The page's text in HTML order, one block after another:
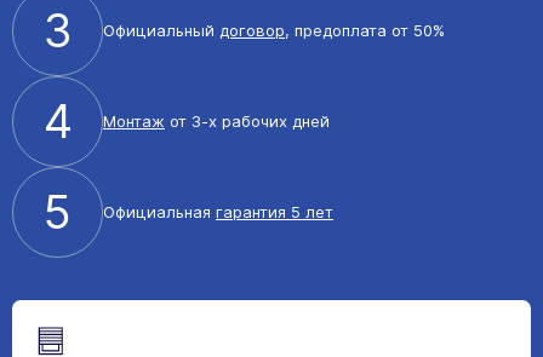
3 Официальный договор, предоплата от 50%
4 Монтаж от 3-х рабочих дней
5 Официальная гарантия 5 лет